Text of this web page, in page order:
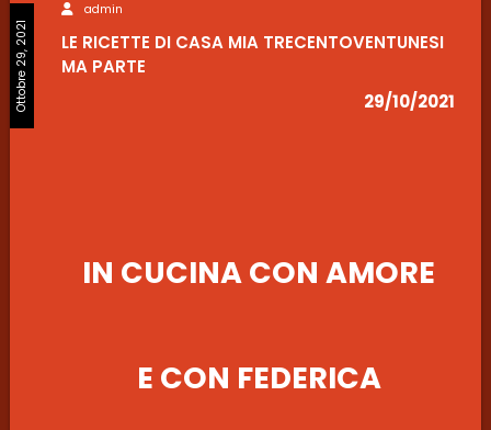
Ottobre 29, 2021
admin
LE RICETTE DI CASA MIA TRECENTOVENTUNESI
MA PARTE
29/10/2021
IN CUCINA CON AMORE
E CON FEDERICA